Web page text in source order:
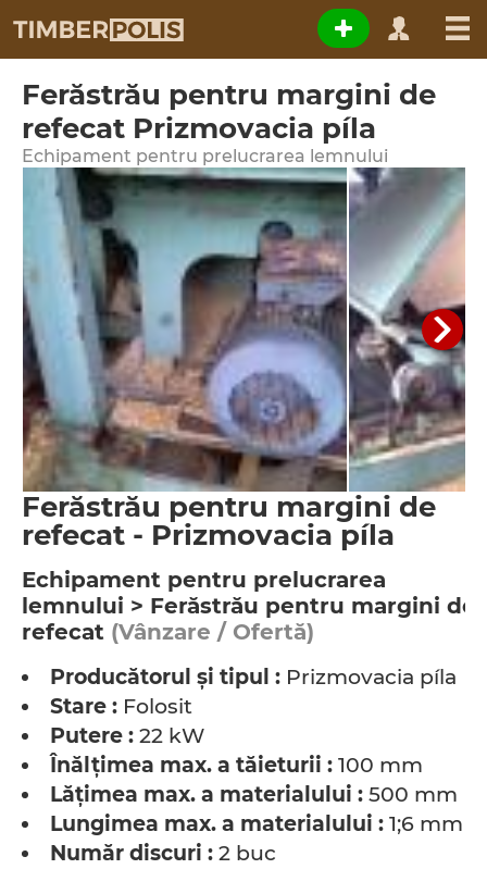
Ferăstrău pentru margini de
refecat Prizmovacia píla
Echipament pentru prelucrarea lemnului
Ferăstrău pentru margini de
refecat - Prizmovacia píla
Echipament pentru prelucrarea
lemnului > Ferăstrău pentru margini de
refecat (Vânzare / Ofertă)
Producătorul şi tipul : Prizmovacia píla
Stare : Folosit
Putere : 22 kW
Înălţimea max. a tăieturii : 100 mm
Lăţimea max. a materialului : 500 mm
Lungimea max. a materialului : 1;6 mm
Număr discuri : 2 buc